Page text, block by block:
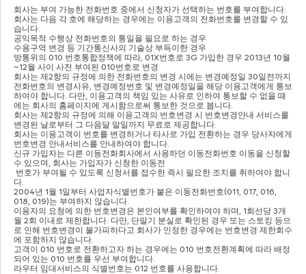
회사는 부여 가능한 전화번호 중에서 신청자가 선택하는 번호를 부여합니다
회사는 다음 각 호에 해당하는 경우에는 이용고객의 전화번호를 변경할 수 있
습니다
공익목적 수행상 전화번호의 통일을 필요로 하는 경우
수용구역 변경 등 기간통신사의 기술상 부득이한 경우
방통위의 010 번호통합정책에 따라 , 01X번호로 3G 가입한 경우 2013년 10월
~12월 사이 사전 부여된 010번호로 변경
회사는 제2항의 규정에 의한 전화번호의 변경 시에는 변경예정일 30일전까지
전화번호의 변경사유 변경예정번호 및 변경예정일을 해당 이용고객에게 통보
하여야 합니다 다만 이용고객의 책임 있는 사유로 인하여 통보할 수 없을 때
에는 회사의 홈페이지에 게시함으로써 통보한 것으로 봅니다
회사는 제2항의 규정에 의해 이용고객의 번호변경 시 번호변경안내 서비스를
변경된 날로부터 그 다음달 말일까지 무료로 제공합니다
회사는 이용고객이 번호를 변경하거나 타사로 가입 전환하는 경우 당사자에게
번호변경 안내서비스를 안내하여야 합니다
신규 가입자는 다른 이동전화회사에서 사용하던 이동전화번호 이동을 신청할
수 있으며 회사는 가입자가 신청한 이동전
번호가 부여될 수 있도록 신청서를 접수한 즉시 필요한 조치를 취하여야 합니
다
2004년 1월 1일부터 사업자식별번호가 붙은 이동전화번호(011, 017, 016,
018, 019)는 부여하지 않습니다
이용자의 요청에 의한 번호변경은 본인여부를 확인하여야 하며 , 1회선당 3개
월 2회 이내로 제한합니다 다만 단말기 분실로 확인된 경우 또는 스토킹 등으
로 인해 번호변경이 불가피하다고 회사가 인정한 경우에는 번호변경 제한회수
에 포함하지 않습니다
고객이 010 번호로 전환하고자 하는 경우에는 010 번호전환계획에 따라 배정
되어 있는 010 번호를 우선 부여합니다
라우터 임대서비스의 식별번호는 012 번호를 사용합니다